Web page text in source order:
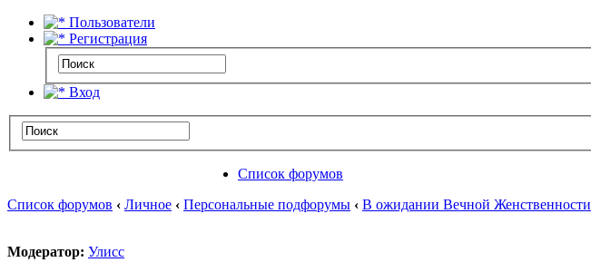
Пользователи
Регистрация
Вход
Список форумов
Список форумов ‹ Личное ‹ Персональные подфорумы ‹ В ожидании Вечной Женственности
Модератор: Улисс